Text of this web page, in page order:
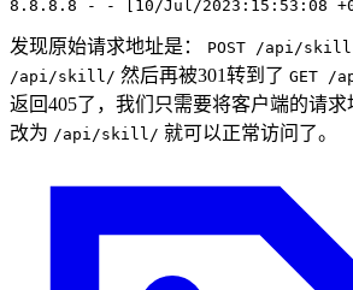
发现原始请求地址是： POST /api/skill
/api/skill/ 然后再被301转到了 GET
返回405了，我们只需要将客户端的请求
改为 /api/skill/ 就可以正常访问了。